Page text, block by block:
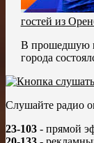
гостей из
В прошедшую
города
Слушайте радио
23-103 - прямой